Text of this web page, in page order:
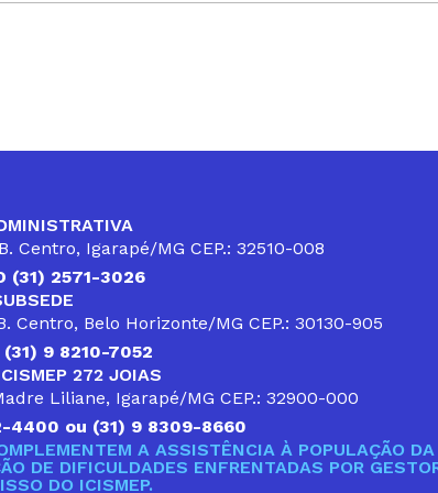
Centro, Igarapé/MG CEP.: 32510-008
(31) 2571-3026
Centro, Belo Horizonte/MG CEP.: 30130-905
(31) 9 8210-7052
272 JOIAS
Liliane, Igarapé/MG CEP.: 32900-000
4400 ou (31) 9 8309-8660
A ASSISTÊNCIA À POPULAÇÃO
DE DIFICULDADES ENFRENTADAS POR
DO ICISMEP.